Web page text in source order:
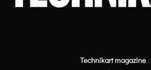
Technikart magazine